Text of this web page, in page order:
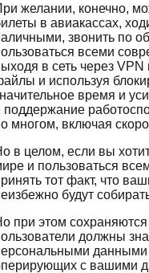
желании, конечно,
в авиакассах,
звонить по
всеми
в сеть через
и используя
время и
поддержание
многом, включая
в целом, если вы
и пользоваться
тот факт, что
будут
при этом
должны
данными
с вашими